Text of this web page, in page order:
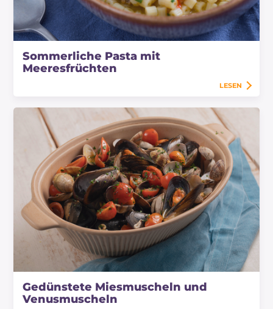
Sommerliche Pasta mit
Meeresfrüchten
LESEN
Gedünstete Miesmuscheln und
Venusmuscheln